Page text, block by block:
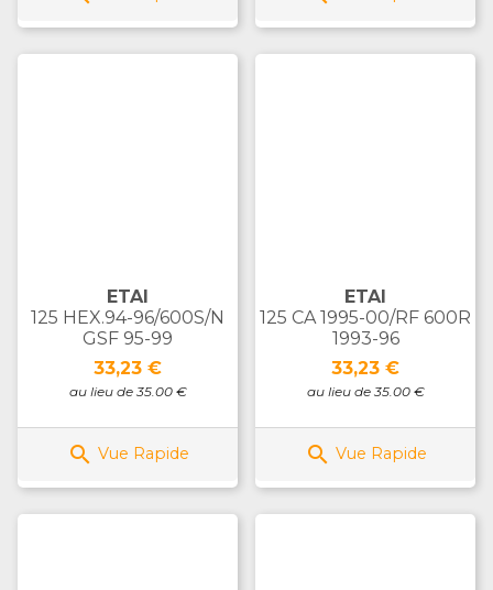
ETAI
125 HEX.94-96/600S/N
GSF 95-99
Prix
33,23 €
au lieu de 35.00 €
 Vue Rapide
ETAI
125 CA 1995-00/RF 600R
1993-96
Prix
33,23 €
au lieu de 35.00 €
 Vue Rapide